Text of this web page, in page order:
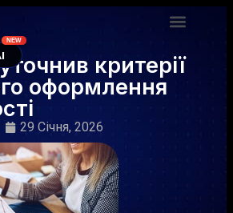
NEW
критерії
оформлення
29 Січня, 2026